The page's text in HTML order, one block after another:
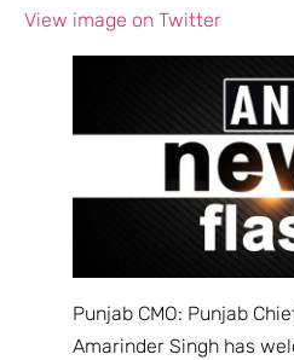
View image on Twitter
Punjab CMO: Punjab
Amarinder Singh has